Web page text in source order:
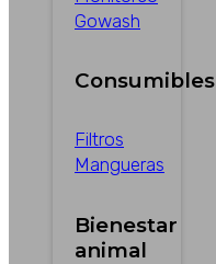
Gowash
Consumibles
Filtros
Mangueras
Bienestar
animal